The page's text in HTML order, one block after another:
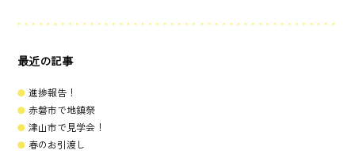
最近の記事
進捗報告！
赤磐市で地鎮祭
津山市で見学会！
春のお引渡し